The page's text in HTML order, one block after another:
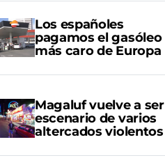
Los españoles
pagamos el gasóleo
más caro de Europa
Magaluf vuelve a ser
escenario de varios
altercados violentos